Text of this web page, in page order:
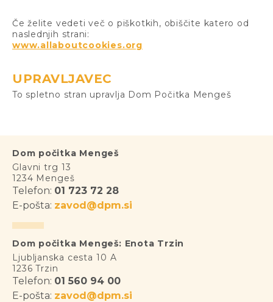
Če želite vedeti več o piškotkih, obiščite katero od
naslednjih strani:
www.allaboutcookies.org
UPRAVLJAVEC
To spletno stran upravlja Dom Počitka Mengeš
Dom počitka Mengeš
Glavni trg 13
1234 Mengeš
Telefon: 01 723 72 28
E-pošta: zavod@dpm.si
Dom počitka Mengeš: Enota Trzin
Ljubljanska cesta 10 A
1236 Trzin
Telefon: 01 560 94 00
E-pošta: zavod@dpm.si